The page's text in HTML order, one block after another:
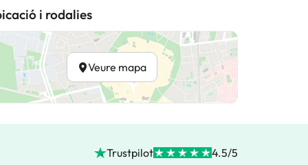
i rodalies
Veure mapa
Trustpilot 4.5/5